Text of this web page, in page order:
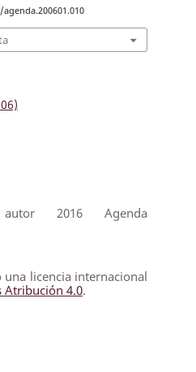
2016 Agenda
una licencia internacional
Atribución 4.0.